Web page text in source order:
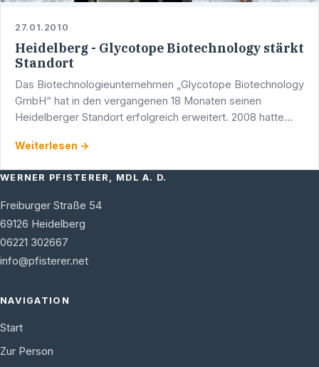
27.01.2010
Heidelberg - Glycotope Biotechnology stärkt
Standort
Das Biotechnologieunternehmen „Glycotope Biotechnology
GmbH“ hat in den vergangenen 18 Monaten seinen
Heidelberger Standort erfolgreich erweitert. 2008 hatte
Weiterlesen →
WERNER PFISTERER, MDL A. D.
Freiburger Straße 54
69126 Heidelberg
06221 302667
info@pfisterer.net
NAVIGATION
Start
Zur Person